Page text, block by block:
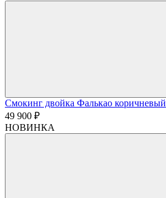
Смокинг двойка Фалькао коричневый
49 900 ₽
НОВИНКА